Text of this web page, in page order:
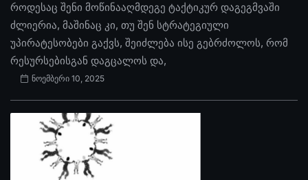
როდესაც შენი მოწინააღმდეგე ტაქტიკურ დაგეგმვაში
ძლიერია, მაშინაც კი, თუ შენ სტრატეგიული
უპირატესობები გაქვს, შეიძლება ისე გებრძოლოს, რომ
რესურსებისგან დაგცალოს და,
ნოემბერი 10, 2025